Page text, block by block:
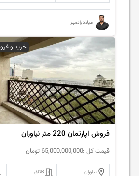
میلاد رادمهر
خرید و
فروش اپارتمان 220 متر نیاوران
قیمت کل :65,000,000,000 تومان
نیاوران 3اتاق